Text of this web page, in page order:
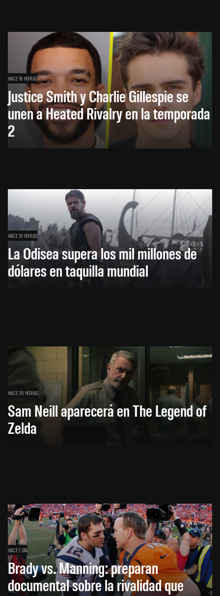
HACE 18 HORAS
Justice Smith y Charlie Gillespie se
unen a Heated Rivalry en la temporada
2
HACE 19 HORAS
La Odisea supera los mil millones de
dólares en taquilla mundial
HACE 20 HORAS
Sam Neill aparecerá en The Legend of
Zelda
HACE 1 DÍA
Brady vs. Manning: preparan
documental sobre la rivalidad que